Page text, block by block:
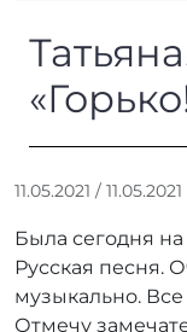
Татьяна.
11.05.2021 / 11.05.2021
Была сегодня на
Русская песня.
музыкально.
Отмечу